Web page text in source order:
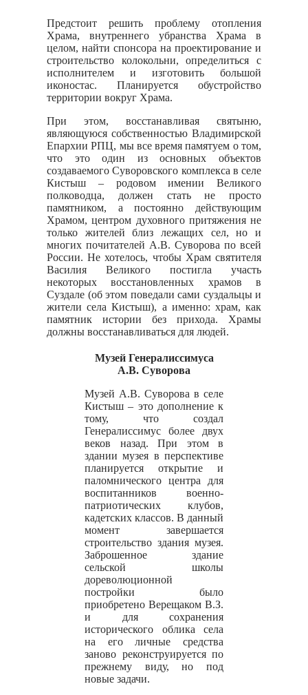
Предстоит решить проблему отопления
Храма, внутреннего убранства Храма в
целом, найти спонсора на проектирование и
строительство колокольни, определиться с
исполнителем и изготовить большой
иконостас. Планируется обустройство
территории вокруг Храма.
При этом, восстанавливая святыню,
являющуюся собственностью Владимирской
Епархии РПЦ, мы все время памятуем о том,
что это один из основных объектов
создаваемого Суворовского комплекса в селе
Кистыш – родовом имении Великого
полководца, должен стать не просто
памятником, а постоянно действующим
Храмом, центром духовного притяжения не
только жителей близ лежащих сел, но и
многих почитателей А.В. Суворова по всей
России. Не хотелось, чтобы Храм святителя
Василия Великого постигла участь
некоторых восстановленных храмов в
Суздале (об этом поведали сами суздальцы и
жители села Кистыш), а именно: храм, как
памятник истории без прихода. Храмы
должны восстанавливаться для людей.
Музей Генералиссимуса
А.В. Суворова
Музей А.В. Суворова в селе
Кистыш – это дополнение к
тому, что создал
Генералиссимус более двух
веков назад. При этом в
здании музея в перспективе
планируется открытие и
паломнического центра для
воспитанников военно-
патриотических клубов,
кадетских классов. В данный
момент завершается
строительство здания музея.
Заброшенное здание
сельской школы
дореволюционной
постройки было
приобретено Верещаком В.З.
и для сохранения
исторического облика села
на его личные средства
заново реконструируется по
прежнему виду, но под
новые задачи.